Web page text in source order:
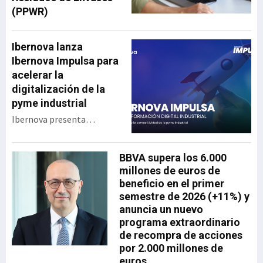
BBVA supera los 6.000
millones de euros de
beneficio en el primer
semestre de 2026 (+11%) y
anuncia un nuevo
programa extraordinario
de recompra de acciones
por 2.000 millones de
(PPWR)
Ibernova lanza
Ibernova Impulsa para
acelerar la
digitalización de la
pyme industrial
Ibernova presenta
programa de apoyo a la
transformación digital
industrial diseñado para
acercar tecnología real a
las pymes con menor
capacidad de inversión y
acompañarlas en un
proceso de digitalización
progresivo, accesible y